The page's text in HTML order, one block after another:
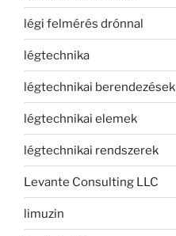
légi felmérés drónnal
légtechnika
légtechnikai berendezések
légtechnikai elemek
légtechnikai rendszerek
Levante Consulting LLC
limuzin